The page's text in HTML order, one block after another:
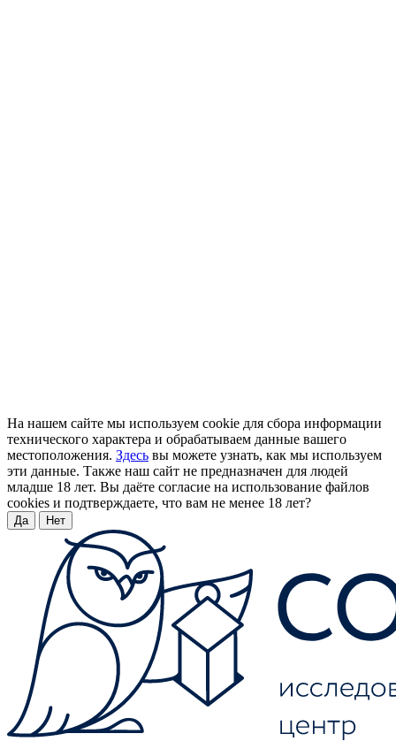
На нашем сайте мы используем cookie для сбора информации
технического характера и обрабатываем данные вашего
местоположения. Здесь вы можете узнать, как мы используем
эти данные. Также наш сайт не предназначен для людей
младше 18 лет. Вы даёте согласие на использование файлов
cookies и подтверждаете, что вам не менее 18 лет?
Да Нет